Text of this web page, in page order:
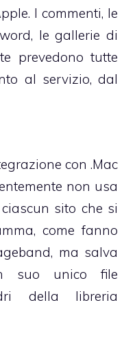
I commenti, le
le gallerie di
prevedono tutte
al servizio, dal
con .Mac
non usa
sito che si
come fanno
ma salva
suo unico file
della libreria